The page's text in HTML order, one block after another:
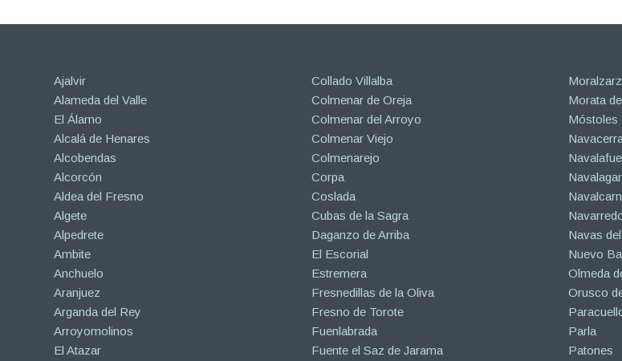
Ajalvir
Alameda del Valle
El Álamo
Alcalá de Henares
Alcobendas
Alcorcón
Aldea del Fresno
Algete
Alpedrete
Ambite
Anchuelo
Aranjuez
Arganda del Rey
Arroyomolinos
El Atazar
Collado Villalba
Colmenar de Oreja
Colmenar del Arroyo
Colmenar Viejo
Colmenarejo
Corpa
Coslada
Cubas de la Sagra
Daganzo de Arriba
El Escorial
Estremera
Fresnedillas de la Oliva
Fresno de Torote
Fuenlabrada
Fuente el Saz de Jarama
Morata
Móstoles
Navas
Nuevo
Olmeda
Orusco
Parla
Patones